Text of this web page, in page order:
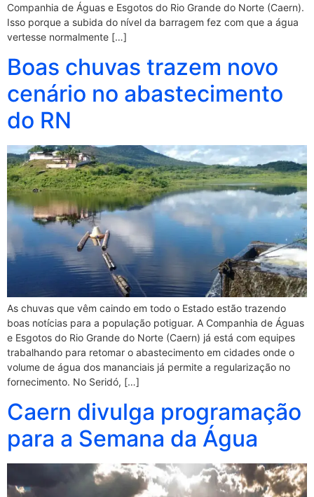
Companhia de Águas e Esgotos do Rio Grande do Norte (Caern).
Isso porque a subida do nível da barragem fez com que a água
vertesse normalmente […]
Boas chuvas trazem novo
cenário no abastecimento
do RN
As chuvas que vêm caindo em todo o Estado estão trazendo
boas notícias para a população potiguar. A Companhia de Águas
e Esgotos do Rio Grande do Norte (Caern) já está com equipes
trabalhando para retomar o abastecimento em cidades onde o
volume de água dos mananciais já permite a regularização no
fornecimento. No Seridó, […]
Caern divulga programação
para a Semana da Água